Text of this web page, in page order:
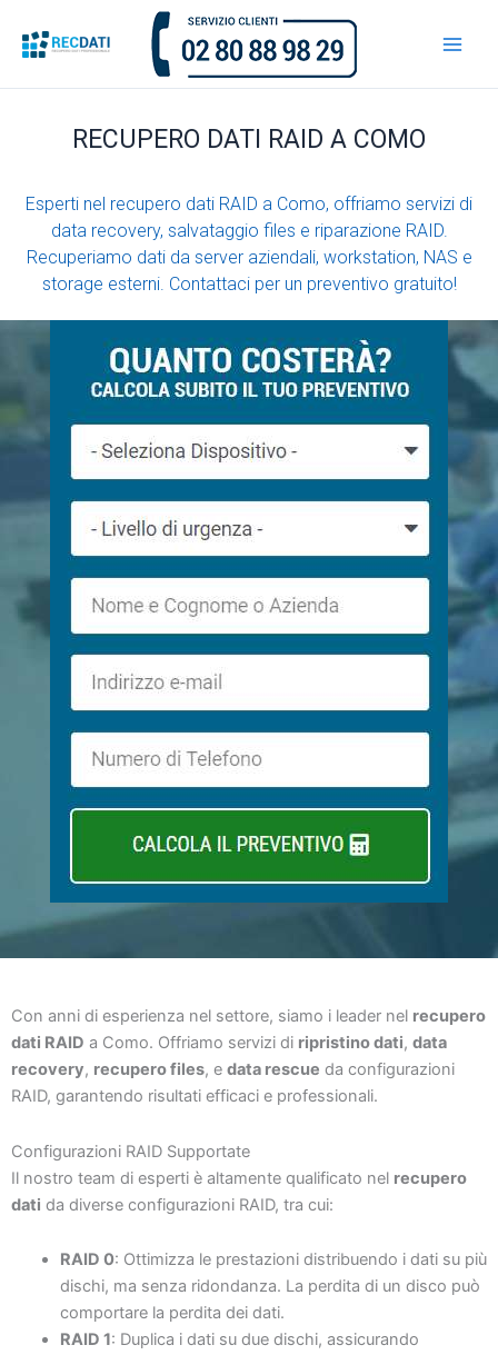
RECUPERO DATI RAID A COMO
Esperti nel recupero dati RAID a Como, offriamo servizi di
data recovery, salvataggio files e riparazione RAID.
Recuperiamo dati da server aziendali, workstation, NAS e
storage esterni. Contattaci per un preventivo gratuito!
Con anni di esperienza nel settore, siamo i leader nel recupero
dati RAID a Como. Offriamo servizi di ripristino dati, data
recovery, recupero files, e data rescue da configurazioni
RAID, garantendo risultati efficaci e professionali.
Configurazioni RAID Supportate
Il nostro team di esperti è altamente qualificato nel recupero
dati da diverse configurazioni RAID, tra cui:
RAID 0: Ottimizza le prestazioni distribuendo i dati su più
dischi, ma senza ridondanza. La perdita di un disco può
comportare la perdita dei dati.
RAID 1: Duplica i dati su due dischi, assicurando